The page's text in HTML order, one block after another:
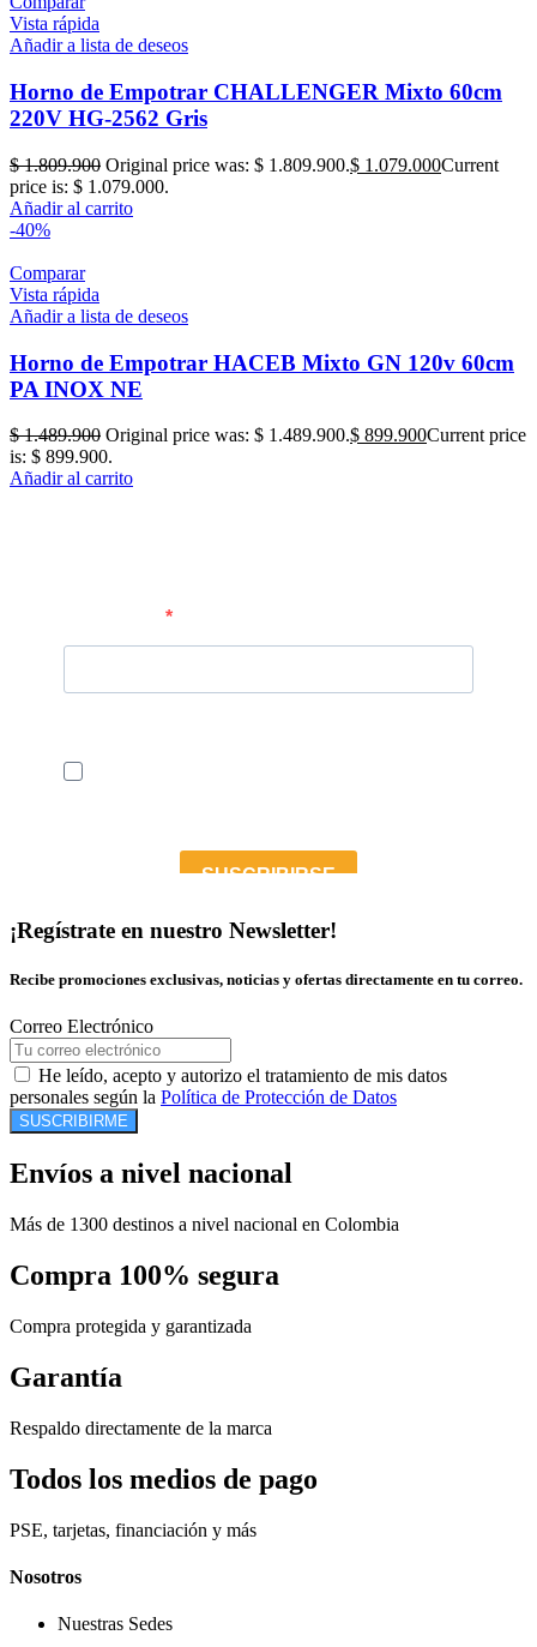
Vista rápida
Añadir a lista de deseos
Horno de Empotrar CHALLENGER Mixto 60cm
220V HG-2562 Gris
$1.809.900 Original price was: $ 1.809.900.$ 1.079.000Current
price is: $ 1.079.000.
Añadir al carrito
-40%
Comparar
Vista rápida
Añadir a lista de deseos
Horno de Empotrar HACEB Mixto GN 120v 60cm
PA INOX NE
$1.489.900 Original price was: $ 1.489.900.$ 899.900Current price
is: $ 899.900.
Añadir al carrito
¡Regístrate en nuestro Newsletter!
Recibe promociones exclusivas, noticias y ofertas directamente en tu correo.
Correo Electrónico
He leído, acepto y autorizo el tratamiento de mis datos
personales según la Política de Protección de Datos
SUSCRIBIRME
Envíos a nivel nacional
Más de 1300 destinos a nivel nacional en Colombia
Compra 100% segura
Compra protegida y garantizada
Garantía
Respaldo directamente de la marca
Todos los medios de pago
PSE, tarjetas, financiación y más
Nosotros
Nuestras Sedes